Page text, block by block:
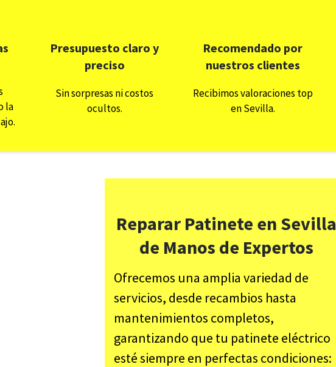
la
Presupuesto claro y
preciso
Sin sorpresas ni costos
ocultos.
Recomendado por
nuestros clientes
Recibimos valoraciones top
en Sevilla.
Reparar Patinete en Sevilla
de Manos de Expertos
Ofrecemos una amplia variedad de
servicios, desde recambios hasta
mantenimientos completos,
garantizando que tu patinete eléctrico
esté siempre en perfectas condiciones: